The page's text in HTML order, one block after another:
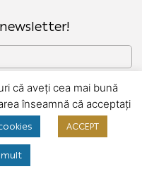
că aveți cea mai bună
înseamnă că acceptați
ACCEPT
mult